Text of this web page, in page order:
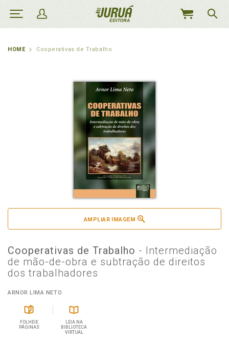
MEU
HOME Cooperativas de Trabalho
AMPLIAR IMAGEM
Cooperativas de Trabalho - Intermediação
de mão-de-obra e subtração de direitos
dos trabalhadores
ARNOR LIMA NETO
FOLHEIE
PÁGINAS
LEIA NA
BIBLIOTECA
VIRTUAL